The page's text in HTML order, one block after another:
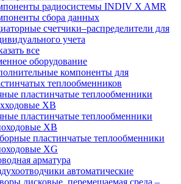
радиосистемы INDIV X AMR
сбора данных
счетчики–распределители для
учета
все
оборудование
компоненты для
теплообменников
пластинчатые теплообменники
XB
пластинчатые теплообменники
ХВ
пластинчатые теплообменники
ХG
арматура
автоматические
дисковые, перемещаемая среда –